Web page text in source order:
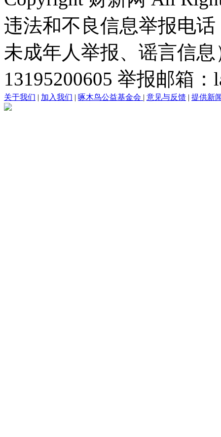
违法和不良信息举报电
未成年人举报、谣言信
13195200605 举报邮箱
关于我们 | 加入我们 | 啄木鸟公益基金会 | 意见与反馈 | 提供新